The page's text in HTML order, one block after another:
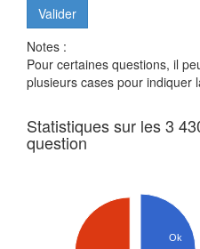
Notes :
Pour certaines questions, il
plusieurs cases pour indiquer
Statistiques sur les 3
question
Ok